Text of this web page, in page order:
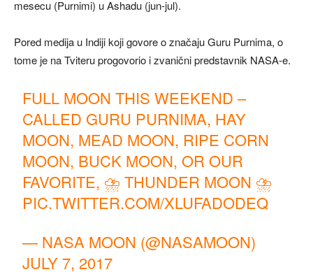
mesecu (Purnimi) u Ashadu (jun-jul).
Pored medija u Indiji koji govore o značaju Guru Purnima, o
tome je na Tviteru progovorio i zvanični predstavnik NASA-e.
FULL MOON THIS WEEKEND –
CALLED GURU PURNIMA, HAY
MOON, MEAD MOON, RIPE CORN
MOON, BUCK MOON, OR OUR
FAVORITE, ⛈️ THUNDER MOON ⛈️
PIC.TWITTER.COM/XLUFADODEQ
— NASA MOON (@NASAMOON)
JULY 7, 2017